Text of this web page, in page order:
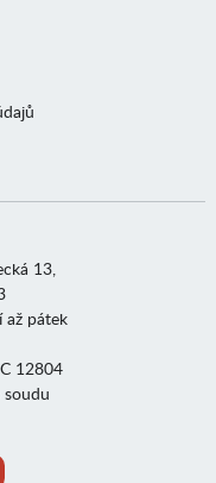
13,
až pátek
12804